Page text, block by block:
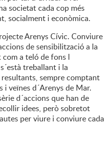
societat cada cop més
socialment i econòmica.
Arenys Cívic. Conviure
de sensibilització a la
a teló de fons l
treballant i la
sempre comptant
veïnes d´Arenys de Mar.
d´accions que han de
idees, però sobretot
per viure i conviure cada